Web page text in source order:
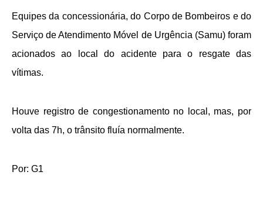
Equipes da concessionária, do Corpo de Bombeiros e do
Serviço de Atendimento Móvel de Urgência (Samu) foram
acionados ao local do acidente para o resgate das
vítimas.
Houve registro de congestionamento no local, mas, por
volta das 7h, o trânsito fluía normalmente.
Por: G1